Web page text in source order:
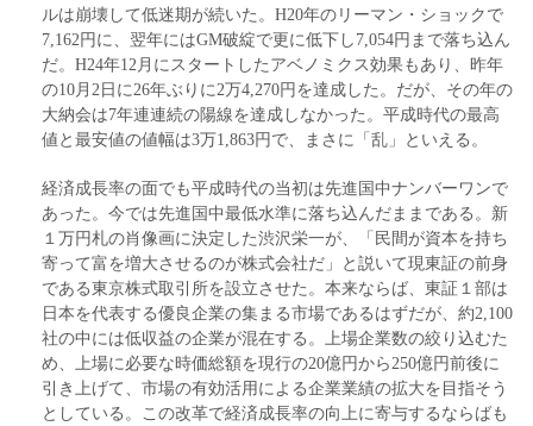
ルは崩壊して低迷期が続いた。H20年のリーマン・ショックで
7,162円に、翌年にはGM破綻で更に低下し7,054円まで落ち込ん
だ。H24年12月にスタートしたアベノミクス効果もあり、昨年
の10月2日に26年ぶりに2万4,270円を達成した。だが、その年の
大納会は7年連連続の陽線を達成しなかった。平成時代の最高
値と最安値の値幅は3万1,863円で、まさに「乱」といえる。
経済成長率の面でも平成時代の当初は先進国中ナンバーワンで
あった。今では先進国中最低水準に落ち込んだままである。新
１万円札の肖像画に決定した渋沢栄一が、「民間が資本を持ち
寄って富を増大させるのが株式会社だ」と説いて現東証の前身
である東京株式取引所を設立させた。本来ならば、東証１部は
日本を代表する優良企業の集まる市場であるはずだが、約2,100
社の中には低収益の企業が混在する。上場企業数の絞り込むた
め、上場に必要な時価総額を現行の20億円から250億円前後に
引き上げて、市場の有効活用による企業業績の拡大を目指そう
としている。この改革で経済成長率の向上に寄与するならばも